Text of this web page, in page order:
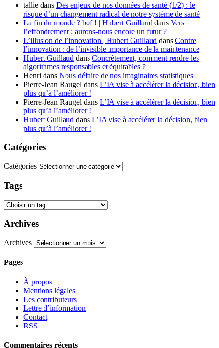
tallie dans Des enjeux de nos données de santé (1/2) : le
risque d’un changement radical de notre système de santé
La fin du monde ? bof ! | Hubert Guillaud dans Vers
l’effondrement : aurons-nous encore un futur ?
L’illusion de l’innovation | Hubert Guillaud dans Contre
l’innovation : de l’invisible importance de la maintenance
Hubert Guillaud dans Concrètement, comment rendre les
algorithmes responsables et équitables ?
Henri dans Nous défaire de nos imaginaires statistiques
Pierre-Jean Raugel dans L’IA vise à accélérer la décision, bien
plus qu’à l’améliorer !
Pierre-Jean Raugel dans L’IA vise à accélérer la décision, bien
plus qu’à l’améliorer !
Hubert Guillaud dans L’IA vise à accélérer la décision, bien
plus qu’à l’améliorer !
Catégories
Catégories
Tags
Archives
Archives
Pages
À propos
Mentions légales
Les contributeurs
Lettre d’information
Contact
RSS
Commentaires récents